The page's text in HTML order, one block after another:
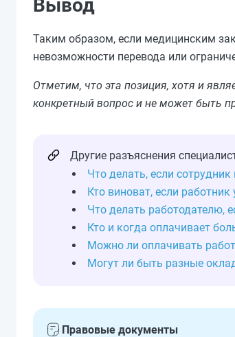
Вывод
Таким образом, если медицинским
невозможности перевода или
Отметим, что эта позиция, хотя и
конкретный вопрос и не может быть
Другие разъяснения
Что делать, если
Кто виноват, если
Что делать работодателю,
Кто и когда оплачивает
Можно ли оплачивать
Могут ли быть разные
Правовые документы